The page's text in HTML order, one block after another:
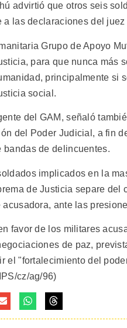
advirtió que otros seis
a las declaraciones del
Grupo de Apoyo
para que nunca más
principalmente si
social.
del GAM, señaló
del Poder Judicial, a fin
bandas de delincuentes.
implicados en la
de Justicia separe
ante las
favor de los militares
de paz,
el "fortalecimiento del
cz/ag/96)